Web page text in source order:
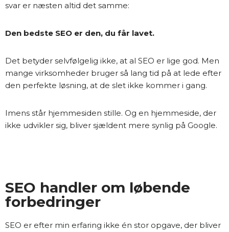
svar er næsten altid det samme:
Den bedste SEO er den, du får lavet.
Det betyder selvfølgelig ikke, at al SEO er lige god. Men
mange virksomheder bruger så lang tid på at lede efter
den perfekte løsning, at de slet ikke kommer i gang.
Imens står hjemmesiden stille. Og en hjemmeside, der
ikke udvikler sig, bliver sjældent mere synlig på Google.
SEO handler om løbende
forbedringer
SEO er efter min erfaring ikke én stor opgave, der bliver